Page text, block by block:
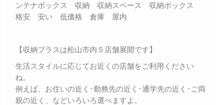
ンテナボックス 収納 収納スペース 収納ボックス
格安 安い 低価格 倉庫 屋内
【収納プラスは松山市内５店舗展開です】
生活スタイルに応じてお近くの店舗をご利用ください
ね。
例えば、お住いの近く･勤務先の近く･通学先の近く･ご両
親の近く、などいろいろ選べますよ。